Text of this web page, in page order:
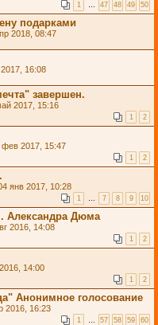
1 … 47 48 49 50
подарками
2018, 08:47
16:08
завершен.
2017, 15:16
1 2
фев 2017, 15:47
1 2
янв 2017, 10:28
1 … 7 8 9 10
Александра Дюма
2016, 14:08
1 2
14:00
1 2
Анонимное голосование
2016, 16:23
1 … 57 58 59 60